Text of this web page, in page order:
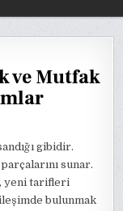
ve Mutfak
gibidir.
sunar.
yeni tarifleri
bulunmak